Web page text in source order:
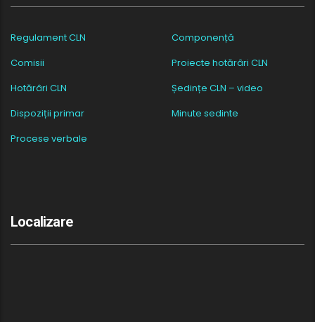
Regulament CLN
Componență
Comisii
Proiecte hotărâri CLN
Hotărâri CLN
Ședințe CLN – video
Dispoziții primar
Minute sedinte
Procese verbale
Localizare